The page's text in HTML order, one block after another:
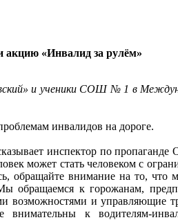
акцию «Инвалид за рулём»
и ученики СОШ № 1 в
инвалидов на дороге.
инспектор по
может стать человеком с
обращайте внимание на то, что
обращаемся к горожанам,
возможностями и управляющие
внимательны к водителям-